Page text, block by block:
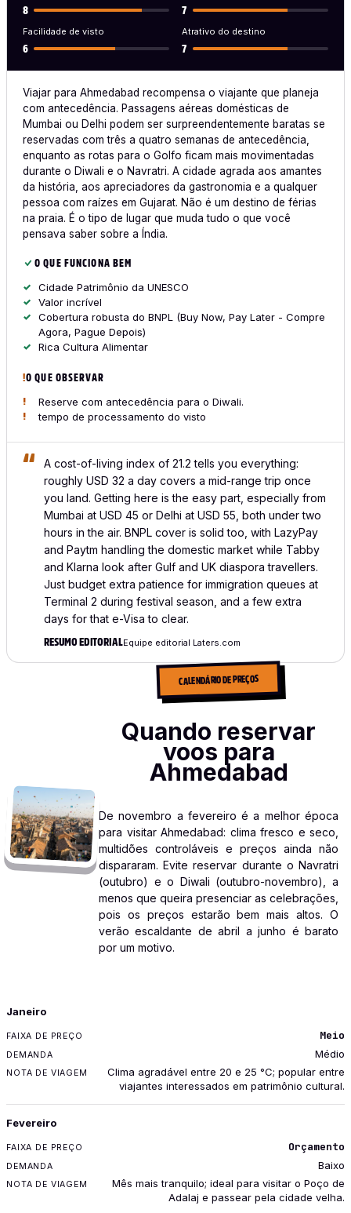
8 7
Facilidade de visto
6
Atrativo do destino
7
Viajar para Ahmedabad recompensa o viajante que planeja
com antecedência. Passagens aéreas domésticas de
Mumbai ou Delhi podem ser surpreendentemente baratas se
reservadas com três a quatro semanas de antecedência,
enquanto as rotas para o Golfo ficam mais movimentadas
durante o Diwali e o Navratri. A cidade agrada aos amantes
da história, aos apreciadores da gastronomia e a qualquer
pessoa com raízes em Gujarat. Não é um destino de férias
na praia. É o tipo de lugar que muda tudo o que você
pensava saber sobre a Índia.
O QUE FUNCIONA BEM
Cidade Patrimônio da UNESCO
Valor incrível
Cobertura robusta do BNPL (Buy Now, Pay Later - Compre
Agora, Pague Depois)
Rica Cultura Alimentar
O QUE OBSERVAR
Reserve com antecedência para o Diwali.
tempo de processamento do visto
A cost-of-living index of 21.2 tells you everything:
roughly USD 32 a day covers a mid-range trip once
you land. Getting here is the easy part, especially from
Mumbai at USD 45 or Delhi at USD 55, both under two
hours in the air. BNPL cover is solid too, with LazyPay
and Paytm handling the domestic market while Tabby
and Klarna look after Gulf and UK diaspora travellers.
Just budget extra patience for immigration queues at
Terminal 2 during festival season, and a few extra
days for that e-Visa to clear.
RESUMO EDITORIALEquipe editorial Laters.com
CALENDÁRIO DE PREÇOS
Quando reservar
voos para
Ahmedabad
De novembro a fevereiro é a melhor época
para visitar Ahmedabad: clima fresco e seco,
multidões controláveis e preços ainda não
dispararam. Evite reservar durante o Navratri
(outubro) e o Diwali (outubro-novembro), a
menos que queira presenciar as celebrações,
pois os preços estarão bem mais altos. O
verão escaldante de abril a junho é barato
por um motivo.
MÊS
Janeiro
Meio
Médio
Clima agradável entre 20 e 25 °C; popular entre
viajantes interessados em patrimônio cultural.
Fevereiro
Orçamento
Baixo
Mês mais tranquilo; ideal para visitar o Poço de
Adalaj e passear pela cidade velha.